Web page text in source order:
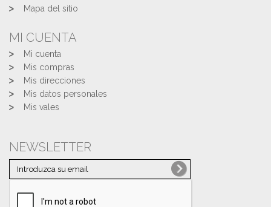
Mapa del sitio
MI CUENTA
Mi cuenta
Mis compras
Mis direcciones
Mis datos personales
Mis vales
NEWSLETTER